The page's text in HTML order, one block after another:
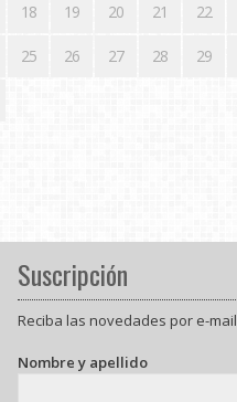
18 19 20 21 22
25 26 27 28 29
Suscripción
Reciba las novedades por e-mail
Nombre y apellido